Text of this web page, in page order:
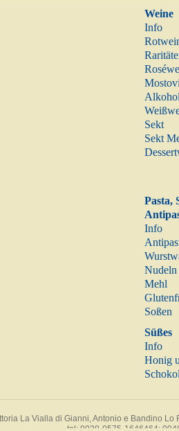
Weine
Info
Sekt
Sekt
Pasta,
Info
Nudeln
Mehl
Soßen
Süßes
Info
Honig
La Vialla di Gianni, Antonio e Bandino Lo
tel: 0039-0575-1646464 ;